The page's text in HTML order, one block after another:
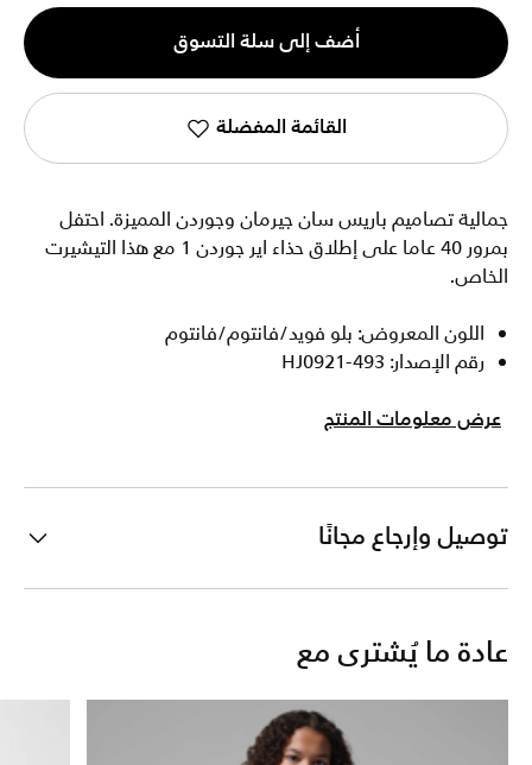
الكمية
1
أضف إلى سلة التسوق
القائمة المفضلة
جمالية تصاميم باريس سان جيرمان وجوردن المميزة. احتفل
بمرور 40 عاما على إطلاق حذاء اير جوردن 1 مع هذا التيشيرت
الخاص.
اللون المعروض: بلو فويد/فانتوم/فانتوم
رقم الإصدار: HJ0921-493
عرض معلومات المنتج
توصيل وإرجاع مجانًا
عادة ما يُشترى مع